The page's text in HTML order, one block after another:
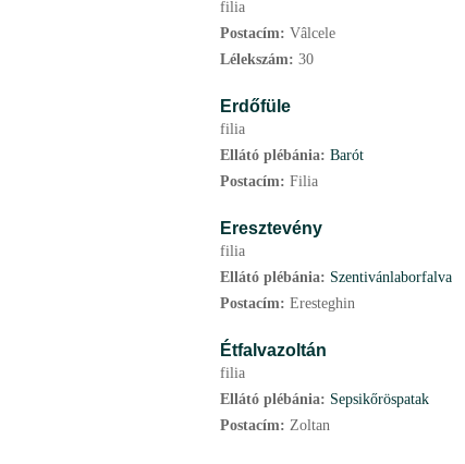
filia
Postacím: Vâlcele
Lélekszám: 30
Erdőfüle
filia
Ellátó plébánia: Barót
Postacím: Filia
Eresztevény
filia
Ellátó plébánia: Szentivánlaborfalva
Postacím: Eresteghin
Étfalvazoltán
filia
Ellátó plébánia: Sepsikőröspatak
Postacím: Zoltan